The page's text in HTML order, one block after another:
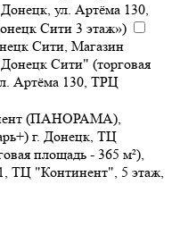
ул. Артёма 130,
Сити 3 этаж»)
Сити, Магазин
Сити" (торговая
Артёма 130, ТРЦ
(ПАНОРАМА),
г. Донецк, ТЦ
площадь - 365 м²),
ТЦ "Континент", 5 этаж,